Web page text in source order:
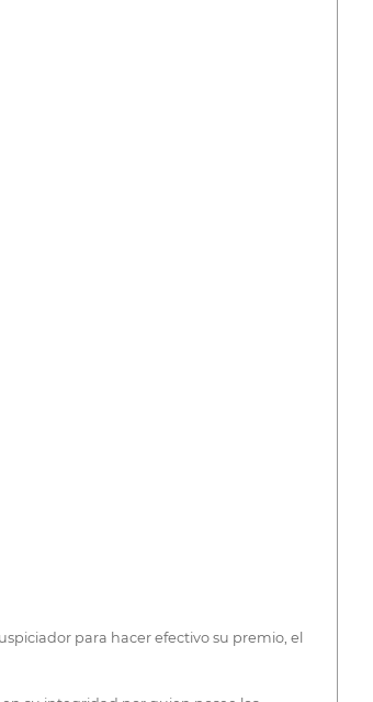
para hacer efectivo su premio, el